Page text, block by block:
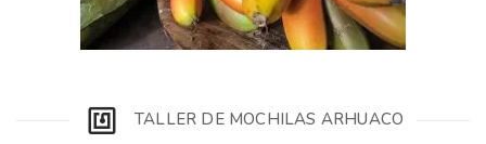
TALLER DE MOCHILAS ARHUACO